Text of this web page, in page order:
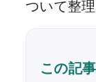
ついて整理
この記